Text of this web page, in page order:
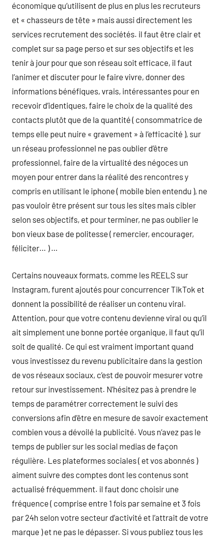
économique qu’utilisent de plus en plus les recruteurs
et « chasseurs de tête » mais aussi directement les
services recrutement des sociétés. il faut être clair et
complet sur sa page perso et sur ses objectifs et les
tenir à jour pour que son réseau soit efficace, il faut
l’animer et discuter pour le faire vivre, donner des
informations bénéfiques, vrais, intéressantes pour en
recevoir d’identiques, faire le choix de la qualité des
contacts plutôt que de la quantité ( consommatrice de
temps elle peut nuire « gravement » à l’efficacité ), sur
un réseau professionnel ne pas oublier d’être
professionnel, faire de la virtualité des négoces un
moyen pour entrer dans la réalité des rencontres y
compris en utilisant le iphone ( mobile bien entendu ), ne
pas vouloir être présent sur tous les sites mais cibler
selon ses objectifs, et pour terminer, ne pas oublier le
bon vieux base de politesse ( remercier, encourager,
féliciter… ) …
Certains nouveaux formats, comme les REELS sur
Instagram, furent ajoutés pour concurrencer TikTok et
donnent la possibilité de réaliser un contenu viral.
Attention, pour que votre contenu devienne viral ou qu’il
ait simplement une bonne portée organique, il faut qu’il
soit de qualité. Ce qui est vraiment important quand
vous investissez du revenu publicitaire dans la gestion
de vos réseaux sociaux, c’est de pouvoir mesurer votre
retour sur investissement. N’hésitez pas à prendre le
temps de paramétrer correctement le suivi des
conversions afin d’être en mesure de savoir exactement
combien vous a dévoilé la publicité. Vous n’avez pas le
temps de publier sur les social medias de façon
régulière. Les plateformes sociales ( et vos abonnés )
aiment suivre des comptes dont les contenus sont
actualisé fréquemment. il faut donc choisir une
fréquence ( comprise entre 1 fois par semaine et 3 fois
par 24h selon votre secteur d’activité et l’attrait de votre
marque ) et ne pas le dépasser. Si vous publiez tous les